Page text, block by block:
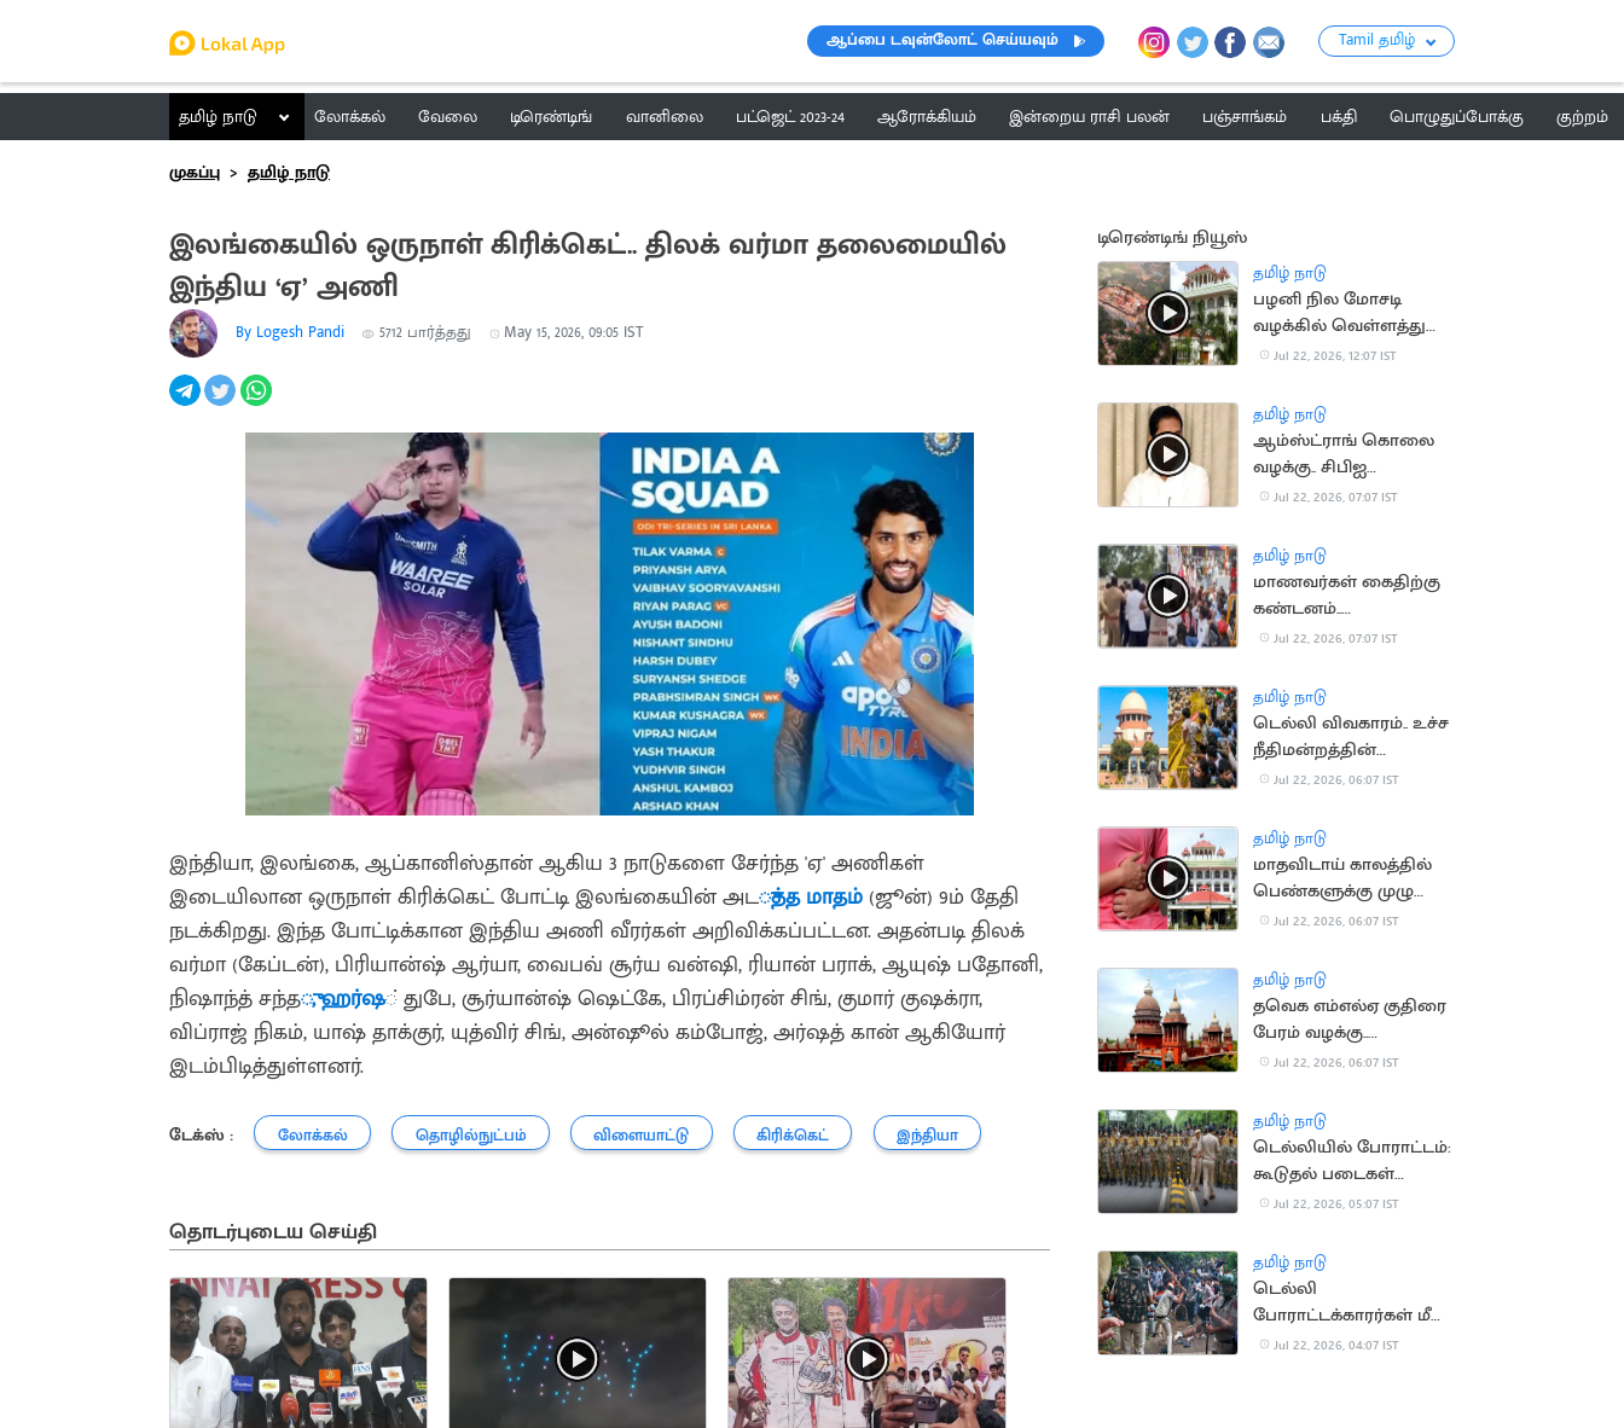
ஆப்பை டவுன்லோட் செய்யவும் Tamil தமிழ்
தமிழ் நாடு லோக்கல் வேலை டிரெண்டிங் வானிலை பட்ஜெட் 2023-24 ஆரோக்கியம் இன்றைய ராசி பலன் பஞ்சாங்கம் பக்தி பொழுதுப்போக்கு
குற்றம்
முகப்பு
தமிழ் நாடு
இலங்கையில் ஒருநாள் கிரிக்கெட்.. திலக் வர்மா தலைமையில்
இந்திய ‘ஏ’ அணி
By Logesh Pandi 5712 பார்த்தது May 15, 2026, 09:05 IST
இந்தியா, இலங்கை, ஆப்கானிஸ்தான் ஆகிய 3 நாடுகளை சேர்ந்த 'ஏ' அணிகள்
இடையிலான ஒருநாள் கிரிக்கெட் போட்டி இலங்கையின் அடுத்த மாதம்(ஜூன்) 9ம் தேதி
நடக்கிறது. இந்த போட்டிக்கான இந்திய அணி வீரர்கள் அறிவிக்கப்பட்டன. அதன்படி திலக்
வர்மா (கேப்டன்), பிரியான்ஷ் ஆர்யா, வைபவ் சூர்ய வன்ஷி, ரியான் பராக், ஆயுஷ் பதோனி,
நிஷாந்த் சந்து, ஹர்ஷ் துபே, சூர்யான்ஷ் ஷெட்கே, பிரப்சிம்ரன் சிங், குமார் குஷக்ரா,
விப்ராஜ் நிகம், யாஷ் தாக்குர், யுத்விர் சிங், அன்ஷூல் கம்போஜ், அர்ஷத் கான் ஆகியோர்
இடம்பிடித்துள்ளனர்.
டேக்ஸ் : லோக்கல் தொழில்நுட்பம் விளையாட்டு கிரிக்கெட் இந்தியா
தொடர்புடைய செய்தி
டிரெண்டிங் நியூஸ்
தமிழ் நாடு
பழனி நில மோசடி
வழக்கில் வெள்ளத்துரை
என்பவரின் ஜாமின் மனு
Jul 22, 2026, 12:07 IST
தமிழ் நாடு
ஆம்ஸ்ட்ராங் கொலை
வழக்கு.. சிபிஐ
விசாரணைக்கு
அனுமதி
Jul 22, 2026, 07:07 IST
தமிழ் நாடு
மாணவர்கள் கைதிற்கு
கண்டனம்..
திருவொற்றியூர் காவல்
Jul 22, 2026, 07:07 IST
தமிழ் நாடு
டெல்லி விவகாரம்.. உச்ச
நீதிமன்றத்தின்
கருத்தால் சர்ச்சை
Jul 22, 2026, 06:07 IST
தமிழ் நாடு
மாதவிடாய் காலத்தில்
பெண்களுக்கு முழு
ஊதியத்துடன் விடுப்பு..
Jul 22, 2026, 06:07 IST
தமிழ் நாடு
தவெக எம்எல்ஏ குதிரை
பேரம் வழக்கு..
காவல்துறைக்கு
Jul 22, 2026, 06:07 IST
தமிழ் நாடு
டெல்லியில் போராட்டம்:
கூடுதல் படைகள்
வரவழைப்பு
Jul 22, 2026, 05:07 IST
தமிழ் நாடு
டெல்லி
போராட்டக்காரர்கள் மீது
தாக்குதல் வழக்கு இன்று
Jul 22, 2026, 04:07 IST